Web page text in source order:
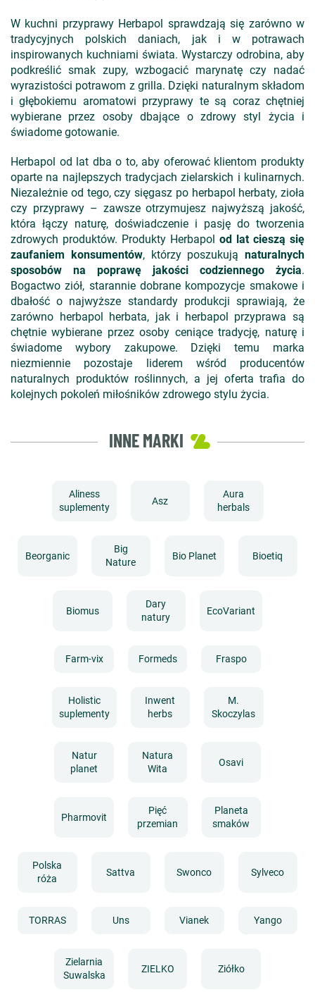
W kuchni przyprawy Herbapol sprawdzają się zarówno w
tradycyjnych polskich daniach, jak i w potrawach
inspirowanych kuchniami świata. Wystarczy odrobina, aby
podkreślić smak zupy, wzbogacić marynatę czy nadać
wyrazistości potrawom z grilla. Dzięki naturalnym składom
i głębokiemu aromatowi przyprawy te są coraz chętniej
wybierane przez osoby dbające o zdrowy styl życia i
świadome gotowanie.
Herbapol od lat dba o to, aby oferować klientom produkty
oparte na najlepszych tradycjach zielarskich i kulinarnych.
Niezależnie od tego, czy sięgasz po herbapol herbaty, zioła
czy przyprawy – zawsze otrzymujesz najwyższą jakość,
która łączy naturę, doświadczenie i pasję do tworzenia
zdrowych produktów. Produkty Herbapol od lat cieszą się
zaufaniem konsumentów, którzy poszukują naturalnych
sposobów na poprawę jakości codziennego życia.
Bogactwo ziół, starannie dobrane kompozycje smakowe i
dbałość o najwyższe standardy produkcji sprawiają, że
zarówno herbapol herbata, jak i herbapol przyprawa są
chętnie wybierane przez osoby ceniące tradycję, naturę i
świadome wybory zakupowe. Dzięki temu marka
niezmiennie pozostaje liderem wśród producentów
naturalnych produktów roślinnych, a jej oferta trafia do
kolejnych pokoleń miłośników zdrowego stylu życia.
INNE MARKI
Aliness
suplementy
Asz
Aura
herbals
Beorganic
Big
Nature
Bio Planet Bioetiq
Biomus
Dary
natury
EcoVariant
Farm-vix Formeds Fraspo
Holistic
suplementy
Inwent
herbs
M.
Skoczylas
Natur
planet
Natura
Wita
Osavi
Pharmovit
Pięć
przemian
Planeta
smaków
Polska
róża
Sattva Swonco Sylveco
TORRAS Uns Vianek Yango
Zielarnia
Suwalska
ZIELKO Ziółko